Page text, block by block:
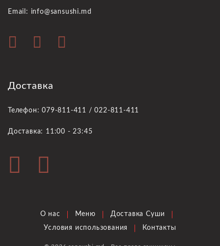
Email: info@sansushi.md
Доставка
Телефон: 079-811-411 / 022-811-411
Доставка: 11:00 - 23:45
О нас Меню
Доставка Суши
Условия использования
Контакты